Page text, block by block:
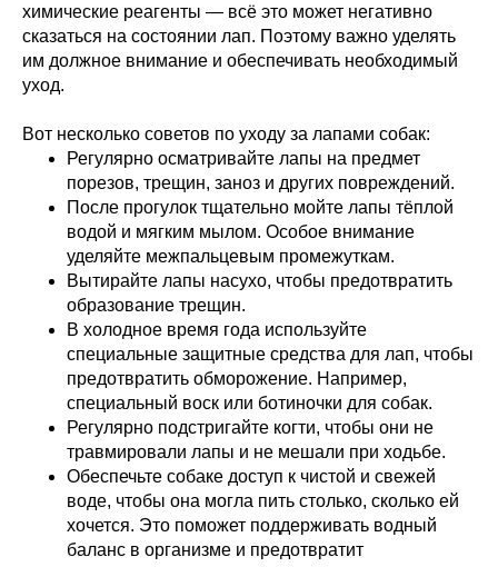
химические реагенты — всё это может негативно
сказаться на состоянии лап. Поэтому важно уделять
им должное внимание и обеспечивать необходимый
уход.
Вот несколько советов по уходу за лапами собак:
Регулярно осматривайте лапы на предмет
порезов, трещин, заноз и других повреждений.
После прогулок тщательно мойте лапы тёплой
водой и мягким мылом. Особое внимание
уделяйте межпальцевым промежуткам.
Вытирайте лапы насухо, чтобы предотвратить
образование трещин.
В холодное время года используйте
специальные защитные средства для лап, чтобы
предотвратить обморожение. Например,
специальный воск или ботиночки для собак.
Регулярно подстригайте когти, чтобы они не
травмировали лапы и не мешали при ходьбе.
Обеспечьте собаке доступ к чистой и свежей
воде, чтобы она могла пить столько, сколько ей
хочется. Это поможет поддерживать водный
баланс в организме и предотвратит